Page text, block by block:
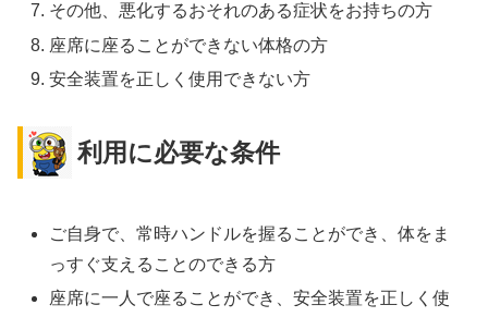
その他、悪化するおそれのある症状をお持ちの方
座席に座ることができない体格の方
安全装置を正しく使用できない方
利用に必要な条件
ご自身で、常時ハンドルを握ることができ、体をま
っすぐ支えることのできる方
座席に一人で座ることができ、安全装置を正しく使